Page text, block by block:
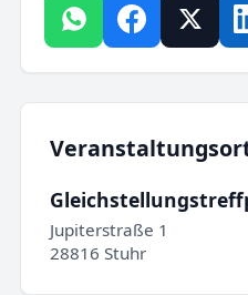
Jupiterstraße 1
28816 Stuhr